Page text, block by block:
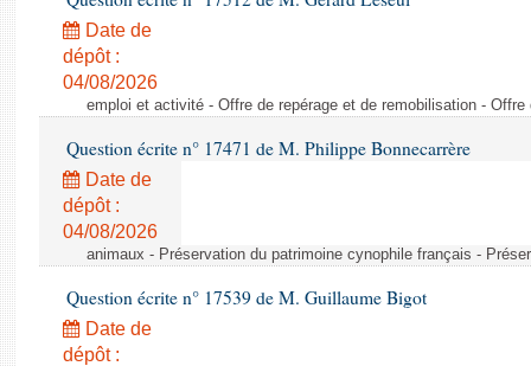
Date de
dépôt :
04/08/2026
emploi et activité - Offre de repérage et de remobilisation -
Question écrite n° 17471 de M. Philippe Bonnecarrère
Date de
dépôt :
04/08/2026
animaux - Préservation du patrimoine cynophile français -
Question écrite n° 17539 de M. Guillaume Bigot
Date de
dépôt :